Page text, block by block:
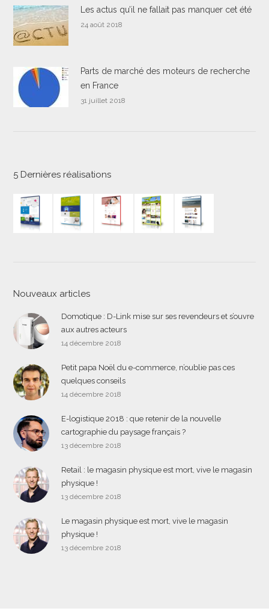
Les actus qu’il ne fallait pas manquer cet été
24 août 2018
Parts de marché des moteurs de recherche
en France
31 juillet 2018
5 Dernières réalisations
Nouveaux articles
Domotique : D-Link mise sur ses revendeurs et s’ouvre
aux autres acteurs
14 décembre 2018
Petit papa Noël du e-commerce, n’oublie pas ces
quelques conseils
14 décembre 2018
E-logistique 2018 : que retenir de la nouvelle
cartographie du paysage français ?
13 décembre 2018
Retail : le magasin physique est mort, vive le magasin
physique !
13 décembre 2018
Le magasin physique est mort, vive le magasin
physique !
13 décembre 2018